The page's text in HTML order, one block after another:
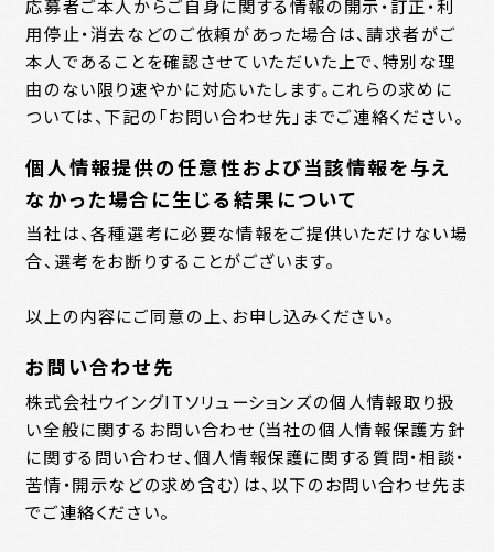
応募者ご本人からご自身に関する情報の開示・訂正・利
用停止・消去などのご依頼があった場合は、請求者がご
本人であることを確認させていただいた上で、特別な理
由のない限り速やかに対応いたします。これらの求めに
ついては、下記の「お問い合わせ先」までご連絡ください。
個人情報提供の任意性および当該情報を与え
なかった場合に生じる結果について
当社は、各種選考に必要な情報をご提供いただけない場
合、選考をお断りすることがございます。
以上の内容にご同意の上、お申し込みください。
お問い合わせ先
株式会社ウイングITソリューションズの個人情報取り扱
い全般に関するお問い合わせ（当社の個人情報保護方針
に関する問い合わせ、個人情報保護に関する質問・相談・
苦情・開示などの求め含む）は、以下のお問い合わせ先ま
でご連絡ください。